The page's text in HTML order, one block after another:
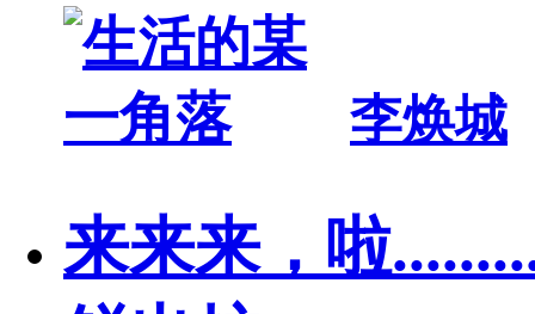
李焕城
来来来，啦